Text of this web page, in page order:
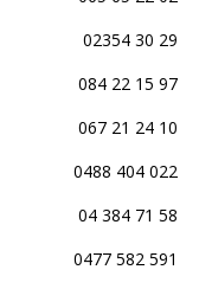
02354 30 29
084 22 15 97
067 21 24 10
0488 404 022
04 384 71 58
0477 582 591